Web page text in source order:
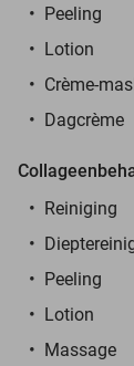
Peeling
Lotion
Crème-
Dagcrème
Reiniging
Peeling
Lotion
Massage